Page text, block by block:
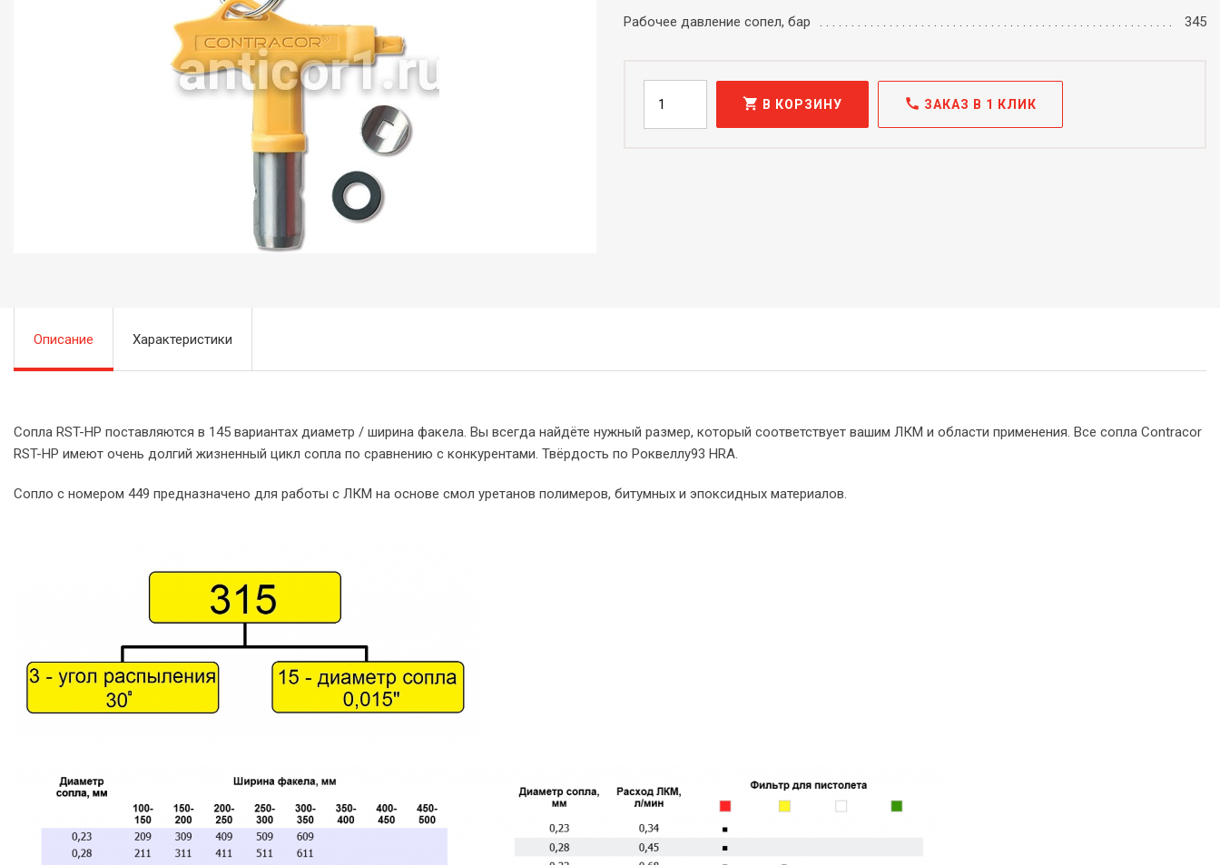
Рабочее давление сопел, бар
345
shopping_cart В КОРЗИНУ call ЗАКАЗ В 1 КЛИК
Описание Характеристики
Сопла RST-HP поставляются в 145 вариантах диаметр / ширина факела. Вы всегда найдёте нужный размер, который соответствует вашим ЛКМ и области применения. Все сопла Contracor
RST-HP имеют очень долгий жизненный цикл сопла по сравнению с конкурентами. Твёрдость по Роквеллу93 HRA.
Сопло с номером 449 предназначено для работы с ЛКМ на основе смол уретанов полимеров, битумных и эпоксидных материалов.